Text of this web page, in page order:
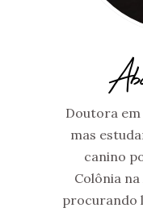
Doutora
mas
canino
Colônia
procurando